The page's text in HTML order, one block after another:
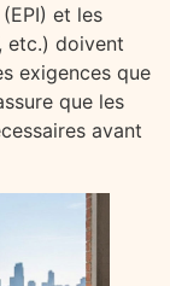
et les
etc.) doivent
exigences que
que les
avant